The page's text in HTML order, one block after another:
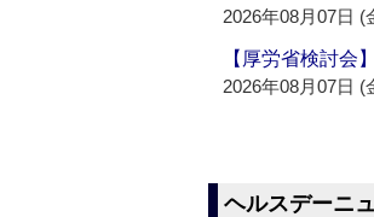
2026年08月07日 (
【厚労省検討会
2026年08月07日 (
ヘルスデーニ